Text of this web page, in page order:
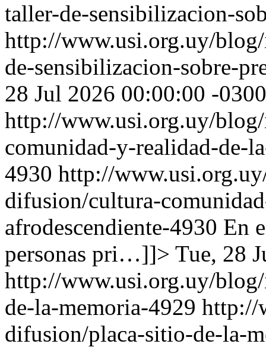
taller-de-sensibilizacion-
http://www.usi.org.uy/
de-sensibilizacion-sobre-
28 Jul 2026 00:00:00 -0300
http://www.usi.org.uy/
comunidad-y-realidad-de-
4930 http://
difusion/cultura-
afrodescendiente-4930 En
personas pri…]]> Tue, 28
http://www.usi.org.uy/
de-la-memoria-4929 http://
difusion/placa-sitio-de-la-